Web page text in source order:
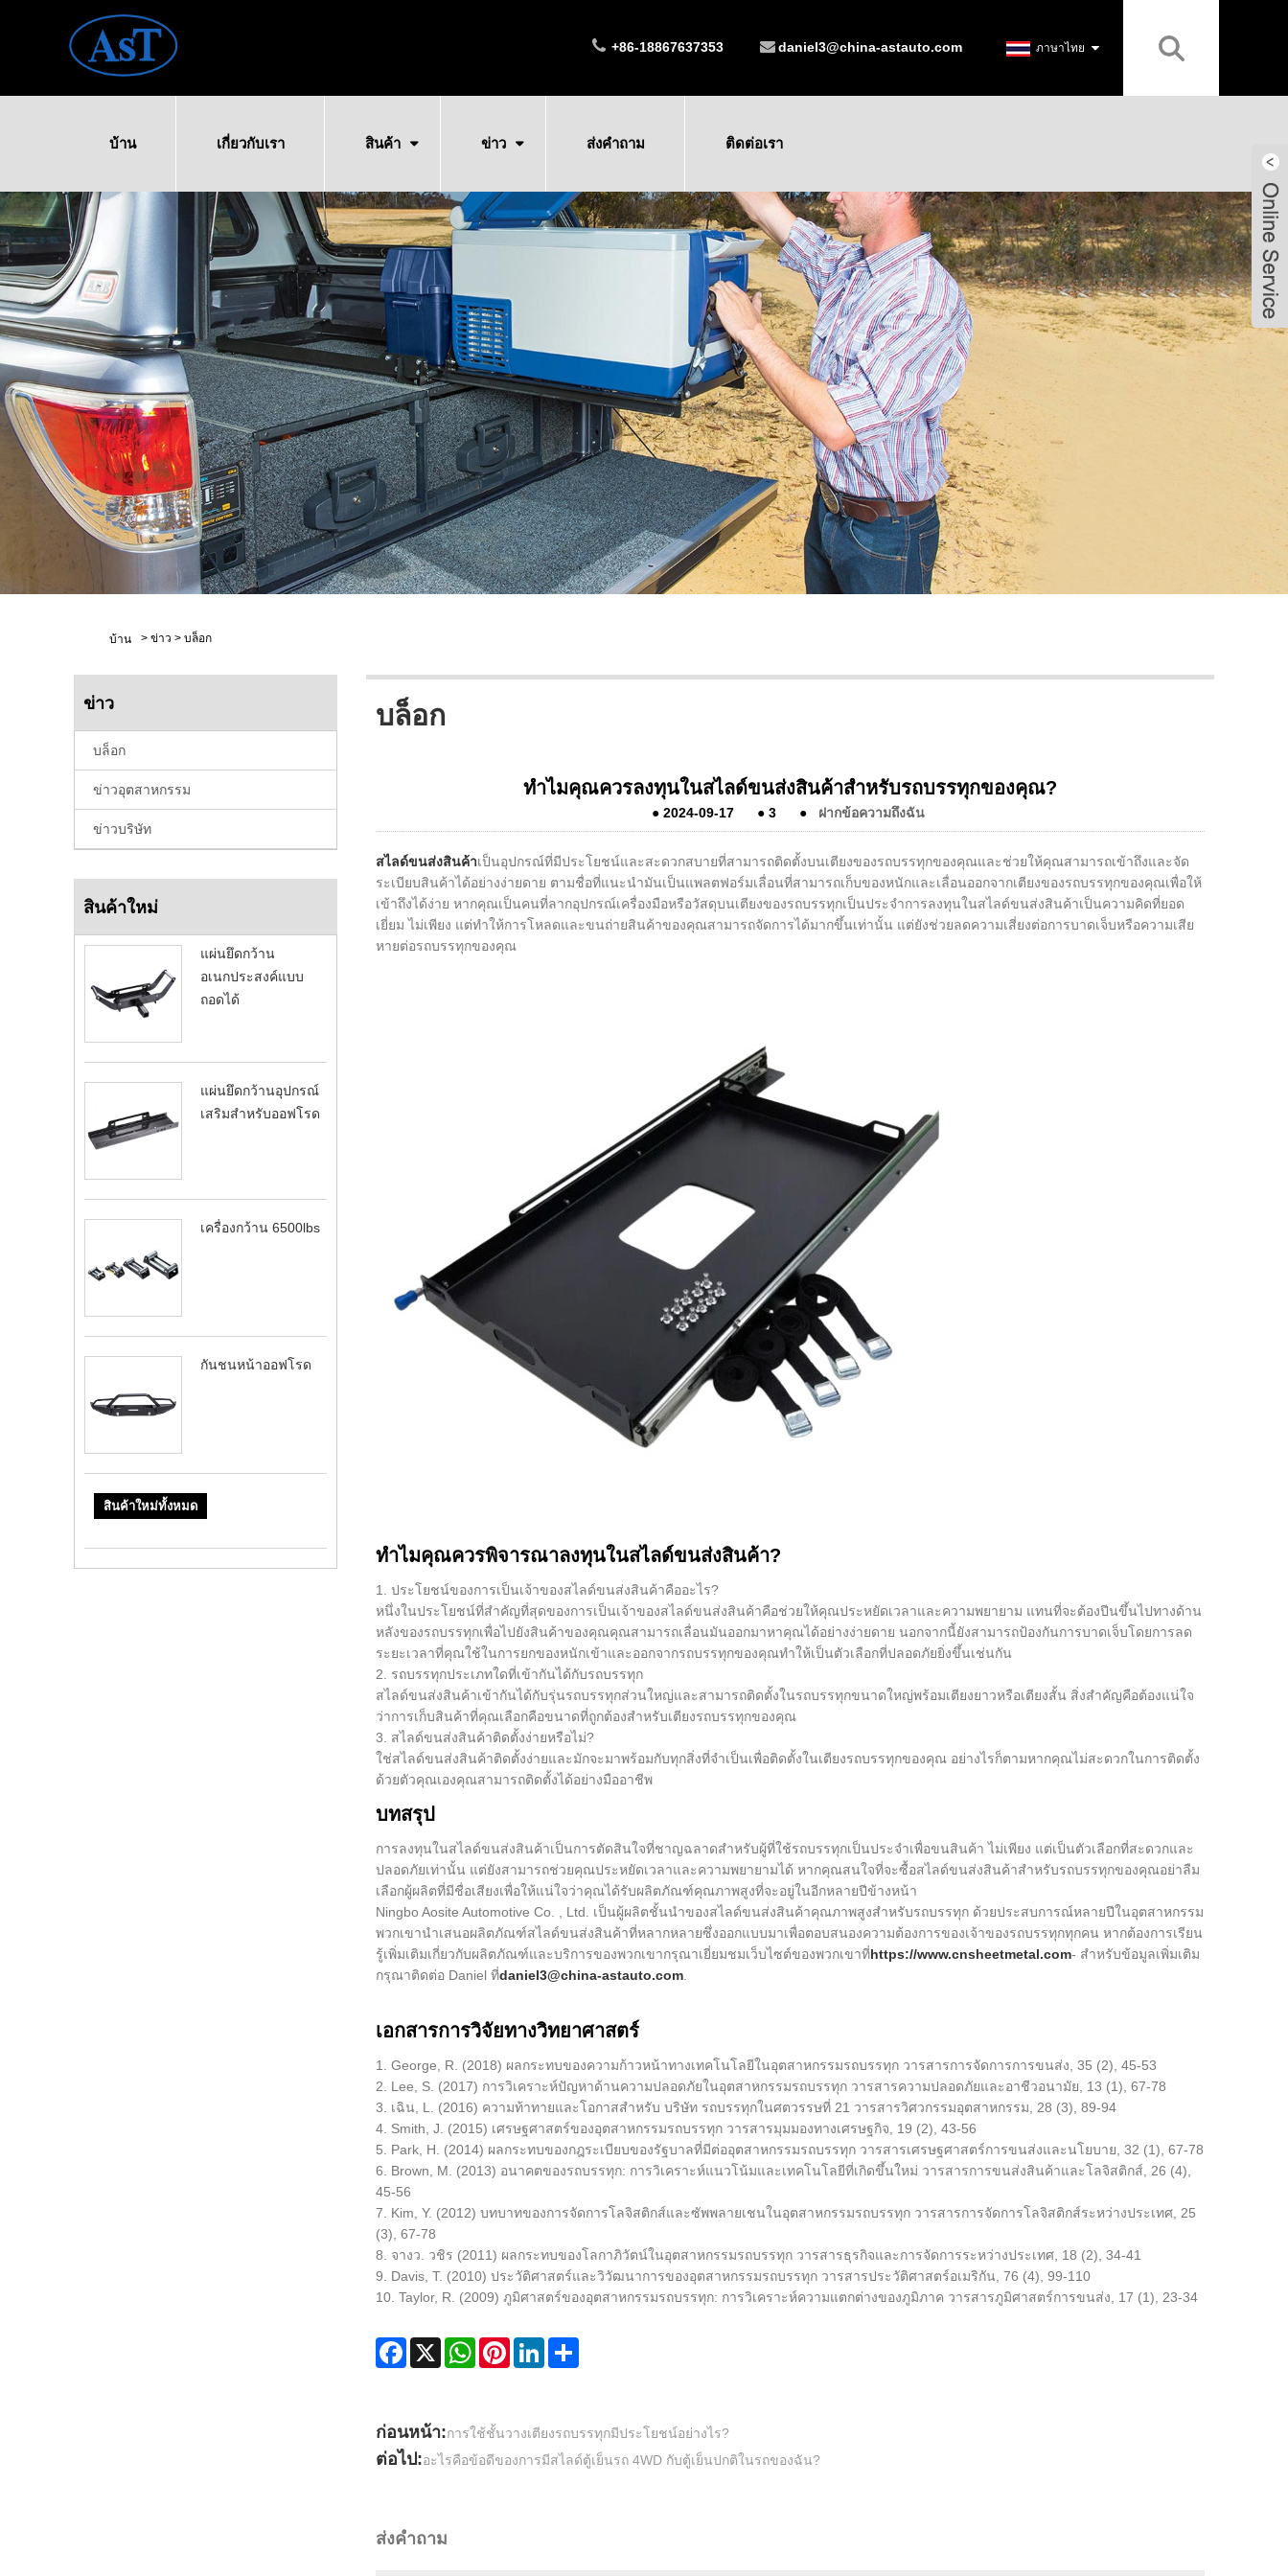
+86-18867637353 daniel3@china-astauto.com ภาษาไทย
บ้าน เกี่ยวกับเรา สินค้า ข่าว ส่งคำถาม ติดต่อเรา
บ้าน > ข่าว > บล็อก
ข่าว
บล็อก
ข่าวอุตสาหกรรม
ข่าวบริษัท
สินค้าใหม่
แผ่นยึดกว้าน
อเนกประสงค์แบบ
ถอดได้
แผ่นยึดกว้านอุปกรณ์
เสริมสำหรับออฟโรด
เครื่องกว้าน 6500lbs
กันชนหน้าออฟโรด
สินค้าใหม่ทั้งหมด
บล็อก
ทำไมคุณควรลงทุนในสไลด์ขนส่งสินค้าสำหรับรถบรรทุกของคุณ?
● 2024-09-17 ● 3 ● ฝากข้อความถึงฉัน
สไลด์ขนส่งสินค้าเป็นอุปกรณ์ที่มีประโยชน์และสะดวกสบายที่สามารถติดตั้งบนเตียงของรถบรรทุกของคุณและช่วยให้คุณสามารถเข้าถึงและจัด
ระเบียบสินค้าได้อย่างง่ายดาย ตามชื่อที่แนะนำมันเป็นแพลตฟอร์มเลื่อนที่สามารถเก็บของหนักและเลื่อนออกจากเตียงของรถบรรทุกของคุณเพื่อให้
เข้าถึงได้ง่าย หากคุณเป็นคนที่ลากอุปกรณ์เครื่องมือหรือวัสดุบนเตียงของรถบรรทุกเป็นประจำการลงทุนในสไลด์ขนส่งสินค้าเป็นความคิดที่ยอด
เยี่ยม ไม่เพียง แต่ทำให้การโหลดและขนถ่ายสินค้าของคุณสามารถจัดการได้มากขึ้นเท่านั้น แต่ยังช่วยลดความเสี่ยงต่อการบาดเจ็บหรือความเสีย
หายต่อรถบรรทุกของคุณ
ทำไมคุณควรพิจารณาลงทุนในสไลด์ขนส่งสินค้า?
1. ประโยชน์ของการเป็นเจ้าของสไลด์ขนส่งสินค้าคืออะไร?
หนึ่งในประโยชน์ที่สำคัญที่สุดของการเป็นเจ้าของสไลด์ขนส่งสินค้าคือช่วยให้คุณประหยัดเวลาและความพยายาม แทนที่จะต้องปีนขึ้นไปทางด้าน
หลังของรถบรรทุกเพื่อไปยังสินค้าของคุณคุณสามารถเลื่อนมันออกมาหาคุณได้อย่างง่ายดาย นอกจากนี้ยังสามารถป้องกันการบาดเจ็บโดยการลด
ระยะเวลาที่คุณใช้ในการยกของหนักเข้าและออกจากรถบรรทุกของคุณทำให้เป็นตัวเลือกที่ปลอดภัยยิ่งขึ้นเช่นกัน
2. รถบรรทุกประเภทใดที่เข้ากันได้กับรถบรรทุก
สไลด์ขนส่งสินค้าเข้ากันได้กับรุ่นรถบรรทุกส่วนใหญ่และสามารถติดตั้งในรถบรรทุกขนาดใหญ่พร้อมเตียงยาวหรือเตียงสั้น สิ่งสำคัญคือต้องแน่ใจ
ว่าการเก็บสินค้าที่คุณเลือกคือขนาดที่ถูกต้องสำหรับเตียงรถบรรทุกของคุณ
3. สไลด์ขนส่งสินค้าติดตั้งง่ายหรือไม่?
ใช่สไลด์ขนส่งสินค้าติดตั้งง่ายและมักจะมาพร้อมกับทุกสิ่งที่จำเป็นเพื่อติดตั้งในเตียงรถบรรทุกของคุณ อย่างไรก็ตามหากคุณไม่สะดวกในการติดตั้ง
ด้วยตัวคุณเองคุณสามารถติดตั้งได้อย่างมืออาชีพ
บทสรุป
การลงทุนในสไลด์ขนส่งสินค้าเป็นการตัดสินใจที่ชาญฉลาดสำหรับผู้ที่ใช้รถบรรทุกเป็นประจำเพื่อขนสินค้า ไม่เพียง แต่เป็นตัวเลือกที่สะดวกและ
ปลอดภัยเท่านั้น แต่ยังสามารถช่วยคุณประหยัดเวลาและความพยายามได้ หากคุณสนใจที่จะซื้อสไลด์ขนส่งสินค้าสำหรับรถบรรทุกของคุณอย่าลืม
เลือกผู้ผลิตที่มีชื่อเสียงเพื่อให้แน่ใจว่าคุณได้รับผลิตภัณฑ์คุณภาพสูงที่จะอยู่ในอีกหลายปีข้างหน้า
Ningbo Aosite Automotive Co. , Ltd. เป็นผู้ผลิตชั้นนำของสไลด์ขนส่งสินค้าคุณภาพสูงสำหรับรถบรรทุก ด้วยประสบการณ์หลายปีในอุตสาหกรรม
พวกเขานำเสนอผลิตภัณฑ์สไลด์ขนส่งสินค้าที่หลากหลายซึ่งออกแบบมาเพื่อตอบสนองความต้องการของเจ้าของรถบรรทุกทุกคน หากต้องการเรียน
รู้เพิ่มเติมเกี่ยวกับผลิตภัณฑ์และบริการของพวกเขากรุณาเยี่ยมชมเว็บไซต์ของพวกเขาที่https://www.cnsheetmetal.com- สำหรับข้อมูลเพิ่มเติม
กรุณาติดต่อ Daniel ที่daniel3@china-astauto.com
เอกสารการวิจัยทางวิทยาศาสตร์
1. George, R. (2018) ผลกระทบของความก้าวหน้าทางเทคโนโลยีในอุตสาหกรรมรถบรรทุก วารสารการจัดการการขนส่ง, 35 (2), 45-53
2. Lee, S. (2017) การวิเคราะห์ปัญหาด้านความปลอดภัยในอุตสาหกรรมรถบรรทุก วารสารความปลอดภัยและอาชีวอนามัย, 13 (1), 67-78
3. เฉิน, L. (2016) ความท้าทายและโอกาสสำหรับ บริษัท รถบรรทุกในศตวรรษที่ 21 วารสารวิศวกรรมอุตสาหกรรม, 28 (3), 89-94
4. Smith, J. (2015) เศรษฐศาสตร์ของอุตสาหกรรมรถบรรทุก วารสารมุมมองทางเศรษฐกิจ, 19 (2), 43-56
5. Park, H. (2014) ผลกระทบของกฎระเบียบของรัฐบาลที่มีต่ออุตสาหกรรมรถบรรทุก วารสารเศรษฐศาสตร์การขนส่งและนโยบาย, 32 (1), 67-78
6. Brown, M. (2013) อนาคตของรถบรรทุก: การวิเคราะห์แนวโน้มและเทคโนโลยีที่เกิดขึ้นใหม่ วารสารการขนส่งสินค้าและโลจิสติกส์, 26 (4),
45-56
7. Kim, Y. (2012) บทบาทของการจัดการโลจิสติกส์และซัพพลายเชนในอุตสาหกรรมรถบรรทุก วารสารการจัดการโลจิสติกส์ระหว่างประเทศ, 25
(3), 67-78
8. จางว. วชิร (2011) ผลกระทบของโลกาภิวัตน์ในอุตสาหกรรมรถบรรทุก วารสารธุรกิจและการจัดการระหว่างประเทศ, 18 (2), 34-41
9. Davis, T. (2010) ประวัติศาสตร์และวิวัฒนาการของอุตสาหกรรมรถบรรทุก วารสารประวัติศาสตร์อเมริกัน, 76 (4), 99-110
10. Taylor, R. (2009) ภูมิศาสตร์ของอุตสาหกรรมรถบรรทุก: การวิเคราะห์ความแตกต่างของภูมิภาค วารสารภูมิศาสตร์การขนส่ง, 17 (1), 23-34
Facebook
X WhatsAppPinterestLinkedIn
ก่อนหน้า:การใช้ชั้นวางเตียงรถบรรทุกมีประโยชน์อย่างไร?
ต่อไป:อะไรคือข้อดีของการมีสไลด์ตู้เย็นรถ 4WD กับตู้เย็นปกติในรถของฉัน?
ส่งคำถาม